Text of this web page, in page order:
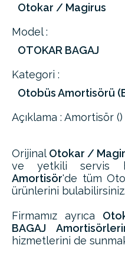
Otokar / Magirus
Model :
OTOKAR BAGAJ
Kategori :
Otobüs Amortisörü
Açıklama : Amortisör ()
Orijinal Otokar /
ve yetkili servis
Amortisör'de tüm
ürünlerini bulabilirsiniz.
Firmamız ayrıca
BAGAJ
hizmetlerini de